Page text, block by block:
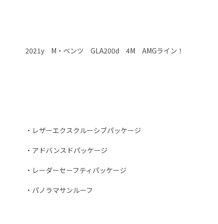
2021y M・ベンツ GLA200d 4M AMGライン！
・レザーエクスクルーシブパッケージ
・アドバンスドパッケージ
・レーダーセーフティパッケージ
・パノラマサンルーフ